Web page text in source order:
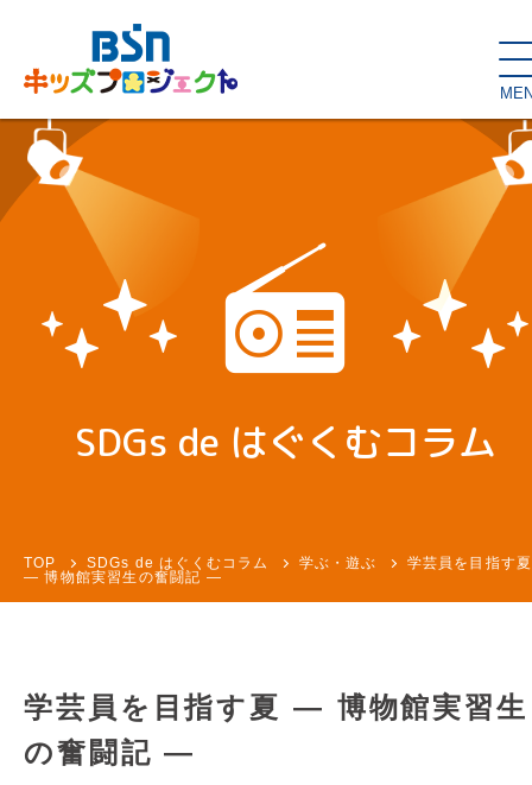
SDGs de
はぐくむコラム
キッズが主役！
親バカグラム 動画コンテンツ キッズイベント
読み聞かせ・出前授業
スタジオ見学
ハロー
子育て応援隊！
お問い合わせ
SDGs de はぐくむコラム
TOP SDGs de はぐくむコラム 学ぶ・遊ぶ
学芸員を目指す夏
― 博物館実習生の奮闘記 ―
学芸員を目指す夏 ― 博物館実習生
の奮闘記 ―